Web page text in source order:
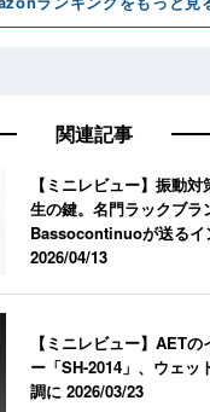
関連記事
【ミニレビュー】振動
生の鍵。名門ラックブラ
Bassocontinuoが送るイ
2026/04/13
【ミニレビュー】AET
ー「SH-2014」、ウェッ
調に2026/03/23